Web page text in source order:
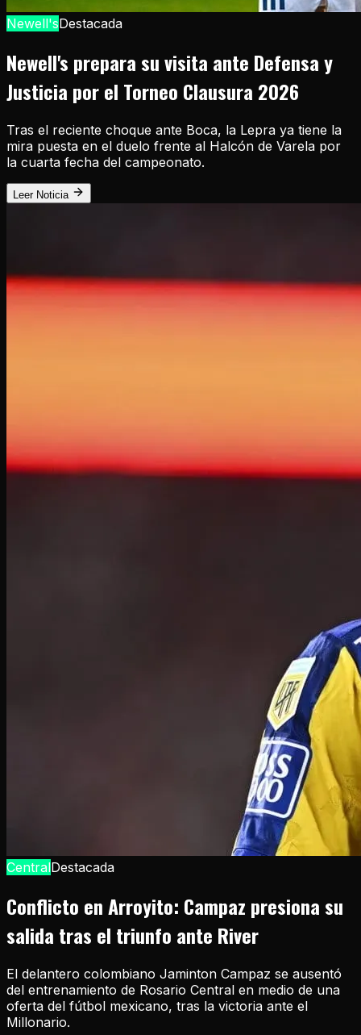
Newell'sDestacada
Newell's prepara su visita ante Defensa y
Justicia por el Torneo Clausura 2026
Tras el reciente choque ante Boca, la Lepra ya tiene la
mira puesta en el duelo frente al Halcón de Varela por
la cuarta fecha del campeonato.
Leer Noticia
CentralDestacada
Conflicto en Arroyito: Campaz presiona su
salida tras el triunfo ante River
El delantero colombiano Jaminton Campaz se ausentó
del entrenamiento de Rosario Central en medio de una
oferta del fútbol mexicano, tras la victoria ante el
Millonario.